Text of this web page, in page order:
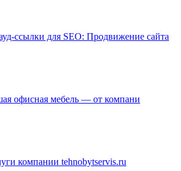
ссылки для SEO: Продвижение сайта
офисная мебель — от компани
компании tehnobytservis.ru